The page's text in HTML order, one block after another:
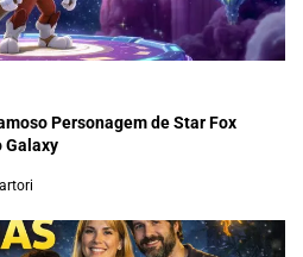
Personagem de Star Fox
Galaxy